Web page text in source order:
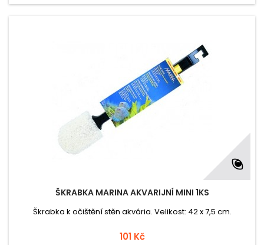
ŠKRABKA MARINA AKVARIJNÍ MINI 1KS
Škrabka k očištění stěn akvária. Velikost: 42 x 7,5 cm.
101 Kč